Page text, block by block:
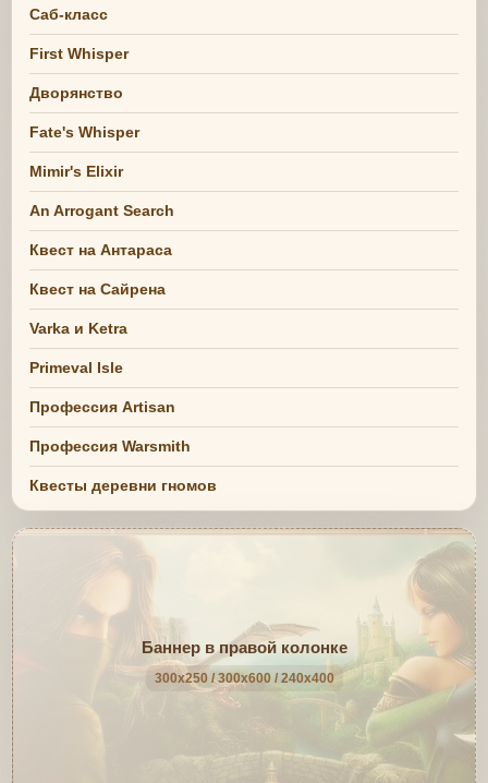
Саб-класс
First Whisper
Дворянство
Fate's Whisper
Mimir's Elixir
An Arrogant Search
Квест на Антараса
Квест на Сайрена
Varka и Ketra
Primeval Isle
Профессия Artisan
Профессия Warsmith
Квесты деревни гномов
Баннер в правой колонке
300x250 / 300x600 / 240x400